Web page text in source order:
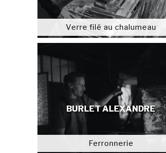
Verre filé au chalumeau
BURLET ALEXANDRE
Ferronnerie